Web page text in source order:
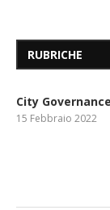
RUBRICHE
City
15 Febbraio 2022